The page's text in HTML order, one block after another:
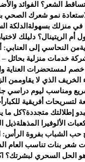
الشعر؟ الفوائد
نمو شعرك الصحي بعد
في منزلك بسهولة الدلكة
أم الريتينال؟ دليلك
من النحاسي إلى العنابي:
خدمات منزلية بحائل –
خصم لمستحضرات العناية
الذي لا يقاوممن
ومناسب ليوم دراسي
لتسريحات أفريقية للكبار
إطلالتك متجددة؟كل ما
الألوفيرا المذهلةذيل
حب الشباب بفروة الرأس:
شعر بنات تناسب العام
هو الحل السحري لبشرتك؟